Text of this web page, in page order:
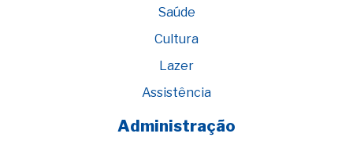
Saúde
Cultura
Lazer
Assistência
Administração